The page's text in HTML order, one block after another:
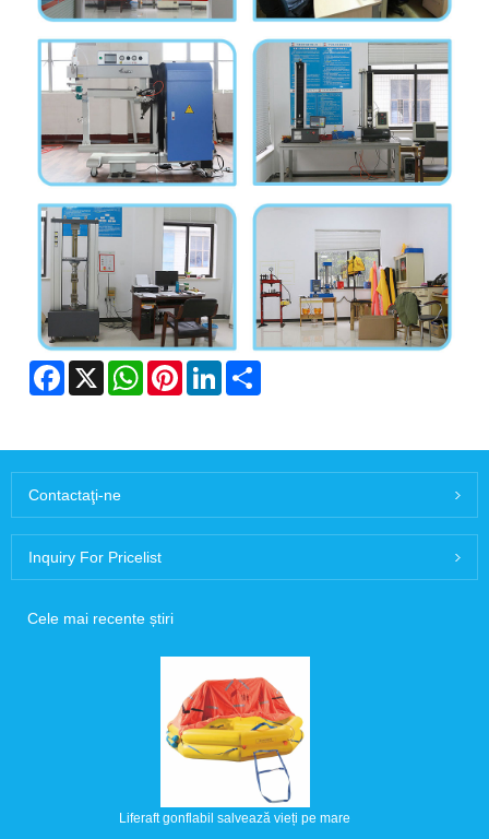
Facebook
X WhatsAppPinterestLinkedIn
Contactaţi-ne
Inquiry For Pricelist
Cele mai recente știri
Liferaft gonflabil salvează vieți pe mare